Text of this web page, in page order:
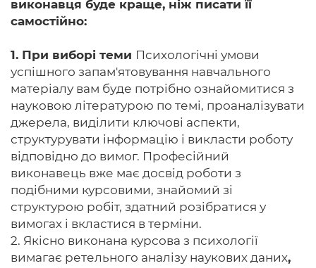
виконавця буде краще, ніж писати її
самостійно:
1. При виборі теми Психологічні умови
успішного запам'ятовування навчального
матеріалу вам буде потрібно ознайомитися з
науковою літературою по темі, проаналізувати
джерела, виділити ключові аспекти,
структурувати інформацію і викласти роботу
відповідно до вимог. Професійний
виконавець вже має досвід роботи з
подібними курсовими, знайомий зі
структурою робіт, здатний розібратися у
вимогах і вкластися в терміни.
2. Якісно виконана курсова з психології
вимагає ретельного аналізу наукових даних,